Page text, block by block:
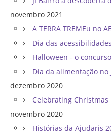
novembro 2021
A TERRA TREMEu no
Dia das acessibilidades
Halloween - o
Dia da alimentação no
dezembro 2020
Celebrating Christmas
novembro 2020
Histórias da Ajudaris